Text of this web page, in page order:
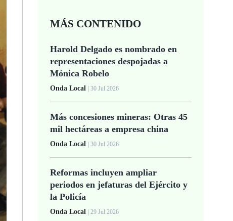
MÁS CONTENIDO
Harold Delgado es nombrado en
representaciones despojadas a
Mónica Robelo
Onda Local | 30 Jul 2026
Más concesiones mineras: Otras 45
mil hectáreas a empresa china
Onda Local | 30 Jul 2026
Reformas incluyen ampliar
periodos en jefaturas del Ejército y
la Policía
Onda Local | 29 Jul 2026